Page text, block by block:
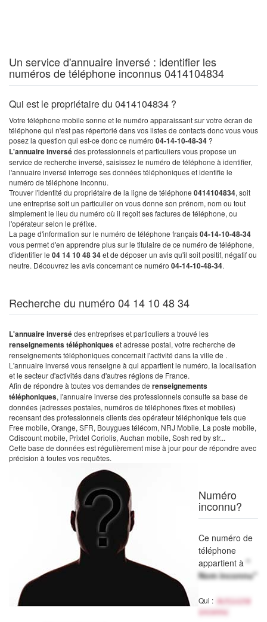
Un service d'annuaire inversé : identifier les
numéros de téléphone inconnus 0414104834
Qui est le propriétaire du 0414104834 ?
Votre téléphone mobile sonne et le numéro apparaissant sur votre écran de
téléphone qui n'est pas répertorié dans vos listes de contacts donc vous vous
posez la question qui est-ce donc ce numéro 04-14-10-48-34 ?
L'annuaire inversédes professionnels et particuliers vous propose un
service de recherche inversé, saisissez le numéro de téléphone à identifier,
l'annuaire inversé interroge ses données téléphoniques et identifie le
numéro de téléphone inconnu.
Trouver l'identité du propriétaire de la ligne de téléphone 0414104834, soit
une entreprise soit un particulier on vous donne son prénom, nom ou tout
simplement le lieu du numéro où il reçoit ses factures de téléphone, ou
l'opérateur selon le préfixe.
La page d'information sur le numéro de téléphone français04-14-10-48-34
vous permet d'en apprendre plus sur le titulaire de ce numéro de téléphone,
d'identifier le 04 14 10 48 34et de déposer un avis qu'il soit positif, négatif ou
neutre. Découvrez les avis concernant ce numéro 04-14-10-48-34.
Recherche du numéro 04 14 10 48 34
L'annuaire inversédes entreprises et particuliers a trouvé les
renseignements téléphoniqueset adresse postal, votre recherche de
renseignements téléphoniques concernait l'activité dans la ville de .
L'annuaire inversé vous renseigne à qui appartient le numéro, la localisation
et le secteur d'activités dans d'autres régions de France.
Afin de répondre à toutes vos demandes de renseignements
téléphoniques, l'annuaire inverse des professionnels consulte sa base de
données (adresses postales, numéros de téléphones fixes et mobiles)
recensant des professionnels clients des opérateur téléphonique tels que
Free mobile, Orange, SFR, Bouygues télécom, NRJ Mobile, La poste mobile,
Cdiscount mobile, Prixtel Coriolis, Auchan mobile, Sosh red by sfr...
Cette base de données est régulièrement mise à jour pour de répondre avec
précision à toutes vos requêtes.
Numéro
inconnu?
Ce numéro de
téléphone
appartient à "
Nom inconnu"
Qui :
Activité
inconnu